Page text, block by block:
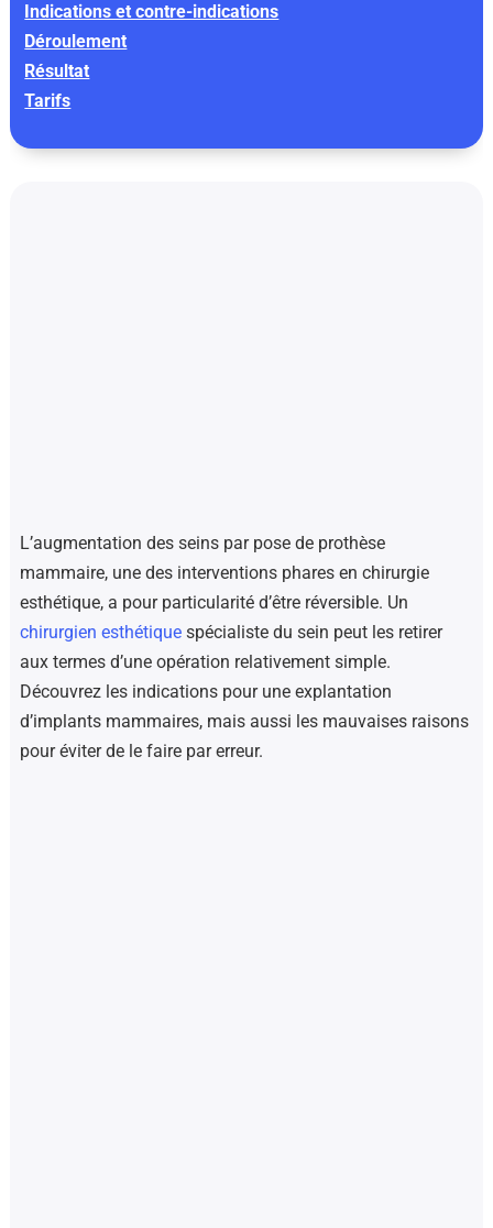
Indications et contre-indications
Déroulement
Résultat
Tarifs
L’augmentation des seins par pose de prothèse
mammaire, une des interventions phares en chirurgie
esthétique, a pour particularité d’être réversible. Un
chirurgien esthétiquespécialiste du sein peut les retirer
aux termes d’une opération relativement simple.
Découvrez les indications pour une explantation
d’implants mammaires, mais aussi les mauvaises raisons
pour éviter de le faire par erreur.